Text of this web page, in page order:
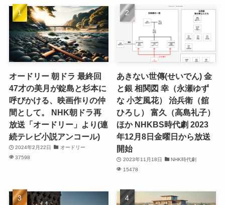
オードリー 朝ドラ 最終回
47才の美月が錠島と杉本に
呼びかける、映画作りの仲
間として。 NHK朝ドラ再
放送「オードリー」より(連
続テレビ小説アンコール)
2024年2月22日
オードリー
37598
あきない世傳(せいでん) 金
と銀 相関図 幸（永瀬ゆず
な 小芝風花） 治兵衛（舘
ひろし） 富久（高島礼子）
ほか NHKBS時代劇 2023
年12月8日金曜日から放送
開始
2023年11月18日
NHK時代劇
15478